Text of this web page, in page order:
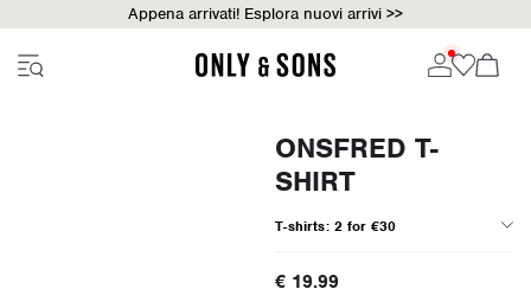
Appena arrivati! Esplora nuovi arrivi >>
ONSFRED T-
SHIRT
T-shirts: 2 for €30
€ 19.99